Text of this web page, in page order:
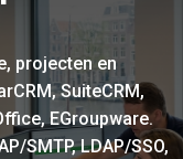
projecten en
SuiteCRM,
EGroupware.
SMTP, LDAP/SSO,